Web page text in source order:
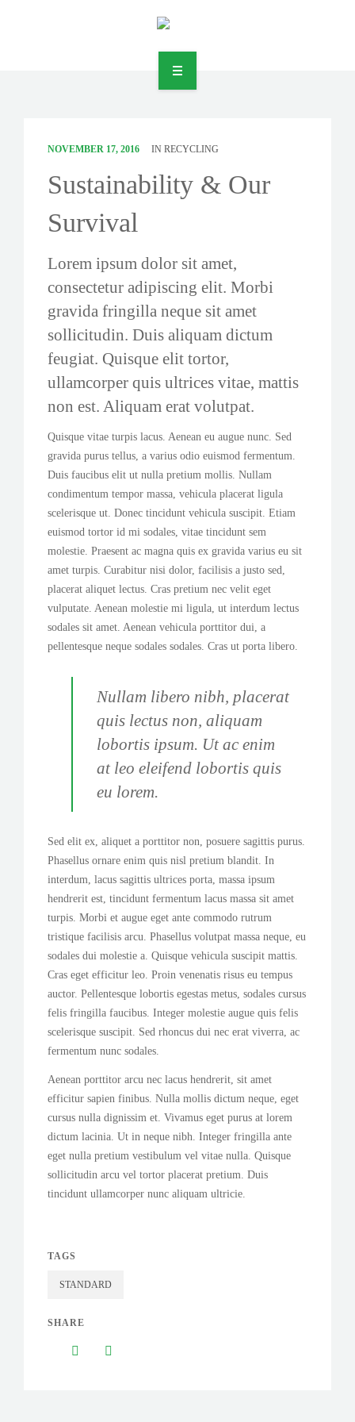
RECHTLICHES
NOVEMBER 17, 2016 IN RECYCLING
Sustainability & Our
Survival
Lorem ipsum dolor sit amet,
consectetur adipiscing elit. Morbi
gravida fringilla neque sit amet
sollicitudin. Duis aliquam dictum
feugiat. Quisque elit tortor,
ullamcorper quis ultrices vitae, mattis
non est. Aliquam erat volutpat.
Quisque vitae turpis lacus. Aenean eu augue nunc. Sed
gravida purus tellus, a varius odio euismod fermentum.
Duis faucibus elit ut nulla pretium mollis. Nullam
condimentum tempor massa, vehicula placerat ligula
scelerisque ut. Donec tincidunt vehicula suscipit. Etiam
euismod tortor id mi sodales, vitae tincidunt sem
molestie. Praesent ac magna quis ex gravida varius eu sit
amet turpis. Curabitur nisi dolor, facilisis a justo sed,
placerat aliquet lectus. Cras pretium nec velit eget
vulputate. Aenean molestie mi ligula, ut interdum lectus
sodales sit amet. Aenean vehicula porttitor dui, a
pellentesque neque sodales sodales. Cras ut porta libero.
Nullam libero nibh, placerat
quis lectus non, aliquam
lobortis ipsum. Ut ac enim
at leo eleifend lobortis quis
eu lorem.
Sed elit ex, aliquet a porttitor non, posuere sagittis purus.
Phasellus ornare enim quis nisl pretium blandit. In
interdum, lacus sagittis ultrices porta, massa ipsum
hendrerit est, tincidunt fermentum lacus massa sit amet
turpis. Morbi et augue eget ante commodo rutrum
tristique facilisis arcu. Phasellus volutpat massa neque, eu
sodales dui molestie a. Quisque vehicula suscipit mattis.
Cras eget efficitur leo. Proin venenatis risus eu tempus
auctor. Pellentesque lobortis egestas metus, sodales cursus
felis fringilla faucibus. Integer molestie augue quis felis
scelerisque suscipit. Sed rhoncus dui nec erat viverra, ac
fermentum nunc sodales.
Aenean porttitor arcu nec lacus hendrerit, sit amet
efficitur sapien finibus. Nulla mollis dictum neque, eget
cursus nulla dignissim et. Vivamus eget purus at lorem
dictum lacinia. Ut in neque nibh. Integer fringilla ante
eget nulla pretium vestibulum vel vitae nulla. Quisque
sollicitudin arcu vel tortor placerat pretium. Duis
tincidunt ullamcorper nunc aliquam ultricie.
TAGS
STANDARD
SHARE